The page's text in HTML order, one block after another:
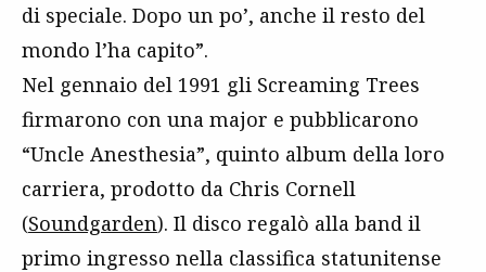
di speciale. Dopo un po’, anche il resto del
mondo l’ha capito”.
Nel gennaio del 1991 gli Screaming Trees
firmarono con una major e pubblicarono
“Uncle Anesthesia”, quinto album della loro
carriera, prodotto da Chris Cornell
(Soundgarden). Il disco regalò alla band il
primo ingresso nella classifica statunitense